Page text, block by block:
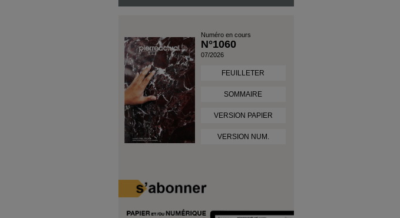
Numéro en cours
N°1060
07/2026
FEUILLETER
SOMMAIRE
VERSION PAPIER
VERSION NUM.